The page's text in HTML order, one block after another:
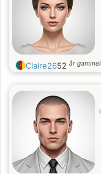
Claire2652 år gammel